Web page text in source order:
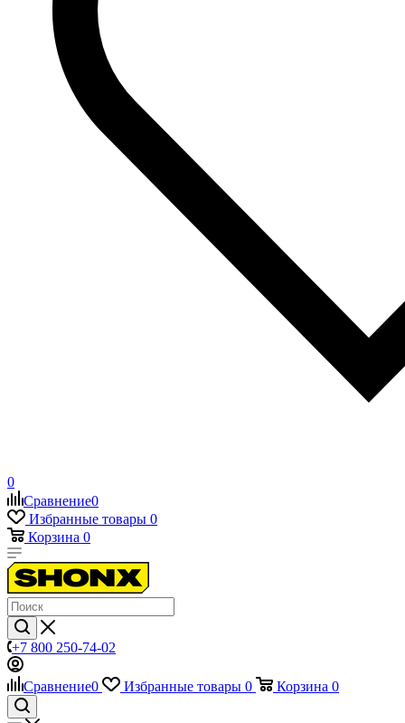
0
Сравнение0
Избранные товары 0
Корзина 0
+7 800 250-74-02
Сравнение0 Избранные товары 0 Корзина 0